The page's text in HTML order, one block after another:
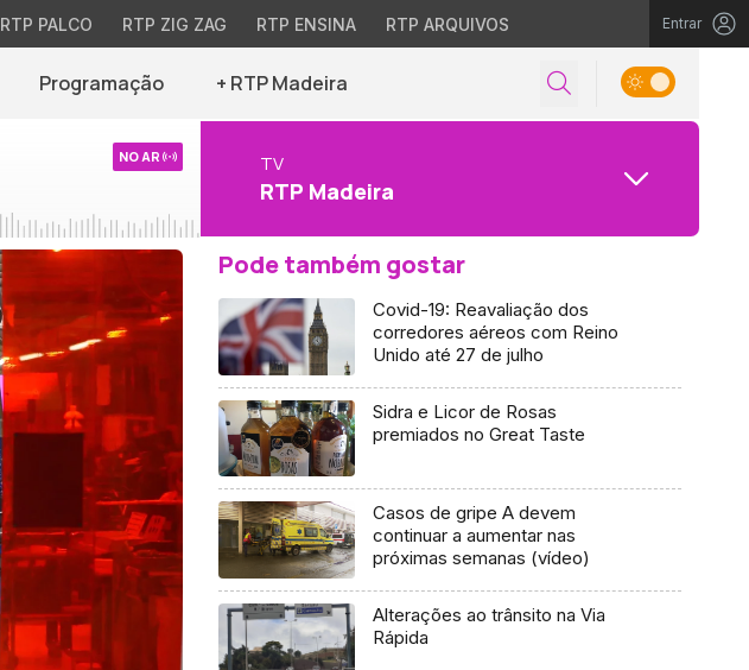
RTP PALCO RTP ZIG ZAG RTP ENSINA RTP ARQUIVOS Entrar
Programação + RTP Madeira
NO AR TV
RTP Madeira
Pode também gostar
Covid-19: Reavaliação dos
corredores aéreos com Reino
Unido até 27 de julho
Sidra e Licor de Rosas
premiados no Great Taste
Casos de gripe A devem
continuar a aumentar nas
próximas semanas (vídeo)
Alterações ao trânsito na Via
Rápida